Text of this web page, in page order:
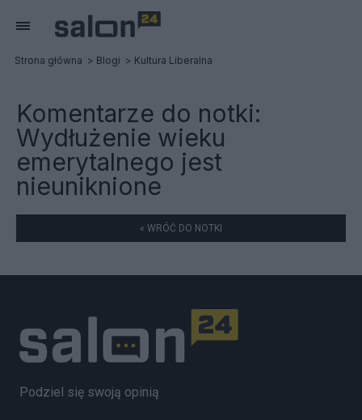
Strona główna Blogi Kultura Liberalna
Komentarze do notki:
Wydłużenie wieku
emerytalnego jest
nieuniknione
« WRÓĆ DO NOTKI
Podziel się swoją opinią